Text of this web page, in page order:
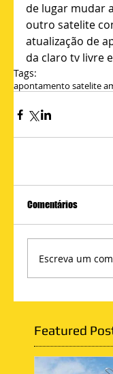
de lugar mudar
outro satelite
atualização de
da claro tv livre
Tags:
apontamento satelite
Comentários
Escreva um
Featured